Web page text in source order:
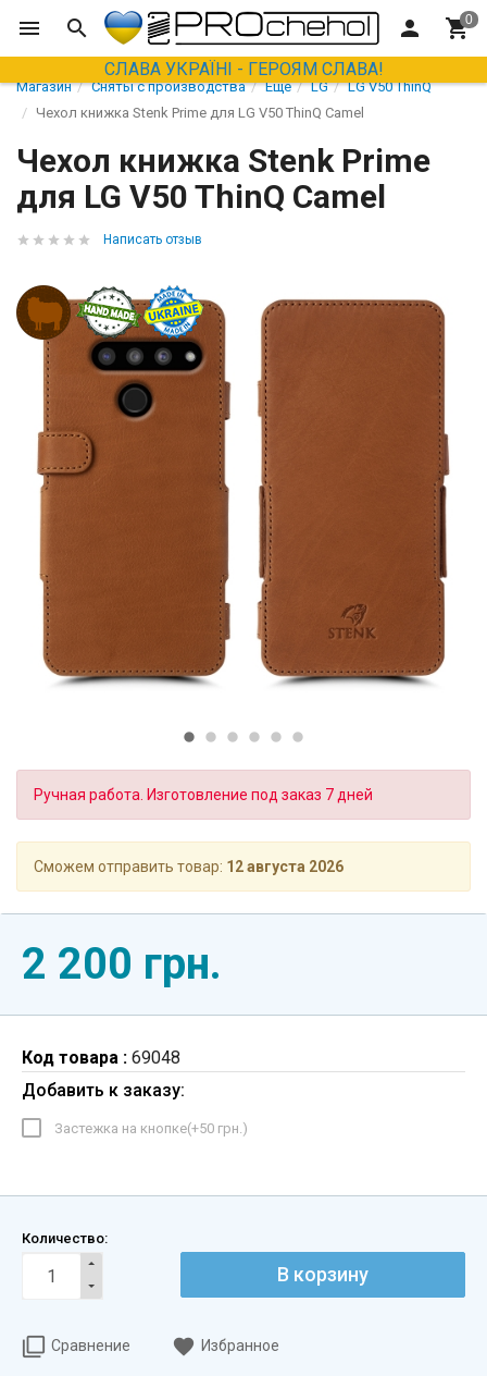
СЛАВА УКРАЇНІ - ГЕРОЯМ СЛАВА!
Магазин Сняты с производства Еще LG
LG V50 ThinQ
Чехол книжка Stenk Prime для LG V50 ThinQ Camel
Чехол книжка Stenk Prime
для LG V50 ThinQ Camel
Написать отзыв
Ручная работа. Изготовление под заказ 7 дней
Сможем отправить товар: 12 августа 2026
2 200 грн.
Код товара : 69048
Добавить к заказу:
Застежка на кнопке(+50 грн.)
Количество:
В корзину
Сравнение Избранное